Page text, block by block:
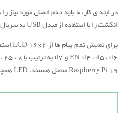
در ابتدای کار ، ما باید تمام اتصال مورد
انگشت را با استفاده از مبدل USB به سریال به پورت USB
برای نمایش تمام پیام ها از LCD 16×2 استفاده می شود.
EN d4 ، d5 ، d6 و d7 به ترتیب با GPIO Pin 18 ، ۲۳ ، ۲۴ ، ۲۵ ، ۸ و ۷ Raspberry Pi متصل می شوند.
۱۹ Raspberry Pi متصل هستند.
LED همچنین در پایه ۲۶ RPI متصل می شود.